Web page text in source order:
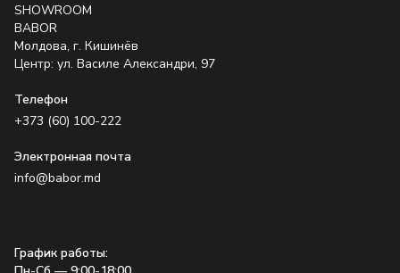
SHOWROOM
BABOR
Молдова, г. Кишинёв
Центр: ул. Василе Александри, 97
Телефон
+373 (60) 100-222
Электронная почта
info@babor.md
График работы: